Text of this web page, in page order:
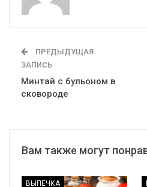
ПРЕДЫДУЩАЯ
ЗАПИСЬ
Минтай с бульоном в
сковороде
Вам также могут
ВЫПЕЧКА